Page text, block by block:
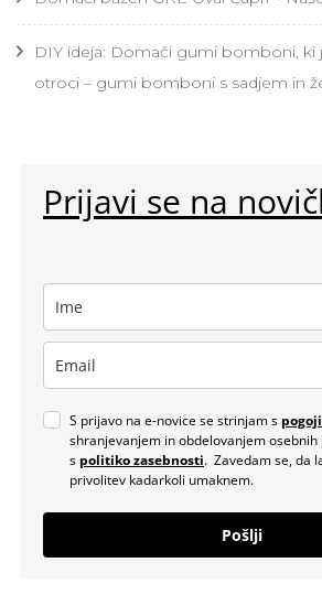
DIY ideja: Domači gumi bomboni, ki
otroci – gumi bomboni s sadjem in
Prijavi se na
S prijavo na e-novice se strinjam s
shranjevanjem in obdelovanjem osebnih
s politiko zasebnosti. Zavedam se, da
privolitev kadarkoli umaknem.
Pošlji